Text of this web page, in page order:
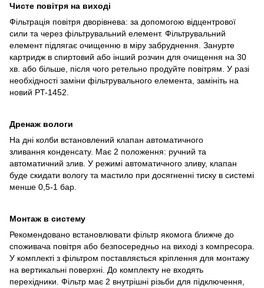
Чисте повітря на виході
Фільтрація повітря дворівнева: за допомогою відцентрової
сили та через фільтрувальний елемент. Фільтрувальний
елемент підлягає очищенню в міру забруднення. Занурте
картридж в спиртовий або інший розчин для очищення на 30
хв. або більше, після чого ретельно продуйте повітрям. У разі
необхідності заміни фільтрувального елемента, замініть на
новий PT-1452.
Дренаж вологи
На дні колби встановлений клапан автоматичного
зливання конденсату. Має 2 положення: ручний та
автоматичний злив. У режимі автоматичного зливу, клапан
буде скидати вологу та мастило при досягненні тиску в системі
менше 0,5-1 бар.
Монтаж в систему
Рекомендовано встановлювати фільтр якомога ближче до
споживача повітря або безпосередньо на виході з компресора.
У комплекті з фільтром поставляється кріплення для монтажу
на вертикальні поверхні. До комплекту не входять
перехідники. Фільтр має 2 внутрішні різьби для підключення,